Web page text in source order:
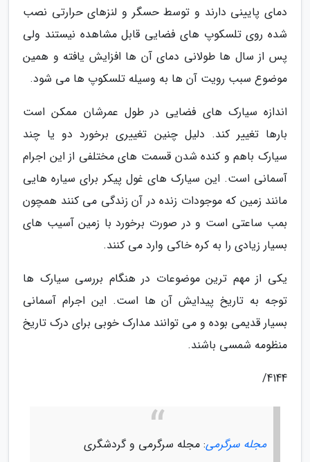
دمای پایینی دارند و توسط حسگر و لنزهای حرارتی نصب
شده روی تلسکوپ های فضایی قابل مشاهده نیستند ولی
پس از سال ها طولانی دمای آن ها افزایش یافته و همین
موضوع سبب رویت آن ها به وسیله تلسکوپ ها می شود.
اندازه سیارک های فضایی در طول عمرشان ممکن است
بارها تغییر کند. دلیل چنین تغییری برخورد دو یا چند
سیارک باهم و کنده شدن قسمت های مختلفی از این اجرام
آسمانی است. این سیارک های غول پیکر برای سیاره هایی
مانند زمین که موجودات زنده در آن زندگی می کنند همچون
بمب ساعتی است و در صورت برخورد با زمین آسیب های
بسیار زیادی را به کره خاکی وارد می کنند.
یکی از مهم ترین موضوعات در هنگام بررسی سیارک ها
توجه به تاریخ پیدایش آن ها است. این اجرام آسمانی
بسیار قدیمی بوده و می توانند مدارک خوبی برای درک تاریخ
منظومه شمسی باشند.
4144/
مجله سرگرمی: مجله سرگرمی و گردشگری